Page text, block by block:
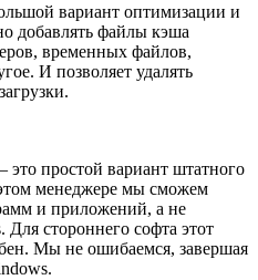
вариант оптимизации и
добавлять файлы кэша
временных файлов,
И позволяет удалять
простой вариант штатного
менеджере мы сможем
и приложений, а не
стороннего софта этот
Мы не ошибаемся, завершая